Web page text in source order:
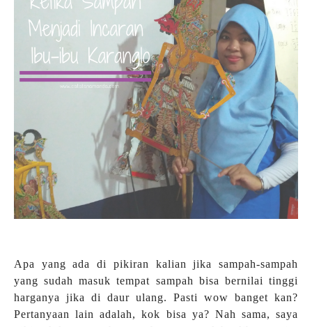
Apa yang ada di pikiran kalian jika sampah-sampah
yang sudah masuk tempat sampah bisa bernilai tinggi
harganya jika di daur ulang. Pasti wow banget kan?
Pertanyaan lain adalah, kok bisa ya? Nah sama, saya